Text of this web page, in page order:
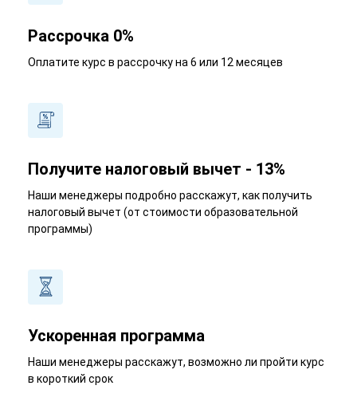
Рассрочка 0%
Оплатите курс в рассрочку на 6 или 12 месяцев
Получите налоговый вычет - 13%
Наши менеджеры подробно расскажут, как получить
налоговый вычет (от стоимости образовательной
программы)
Ускоренная программа
Наши менеджеры расскажут, возможно ли пройти курс
в короткий срок